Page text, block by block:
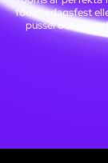
födelsedagsfest
pussel och